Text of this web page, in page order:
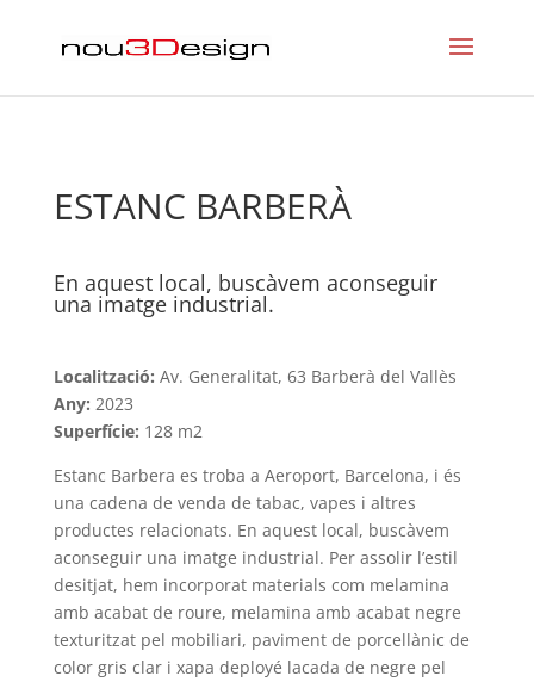
ESTANC BARBERÀ
En aquest local, buscàvem aconseguir
una imatge industrial.
Localització: Av. Generalitat, 63 Barberà del Vallès
Any: 2023
Superfície: 128 m2
Estanc Barbera es troba a Aeroport, Barcelona, i és
una cadena de venda de tabac, vapes i altres
productes relacionats. En aquest local, buscàvem
aconseguir una imatge industrial. Per assolir l’estil
desitjat, hem incorporat materials com melamina
amb acabat de roure, melamina amb acabat negre
texturitzat pel mobiliari, paviment de porcellànic de
color gris clar i xapa deployé lacada de negre pel